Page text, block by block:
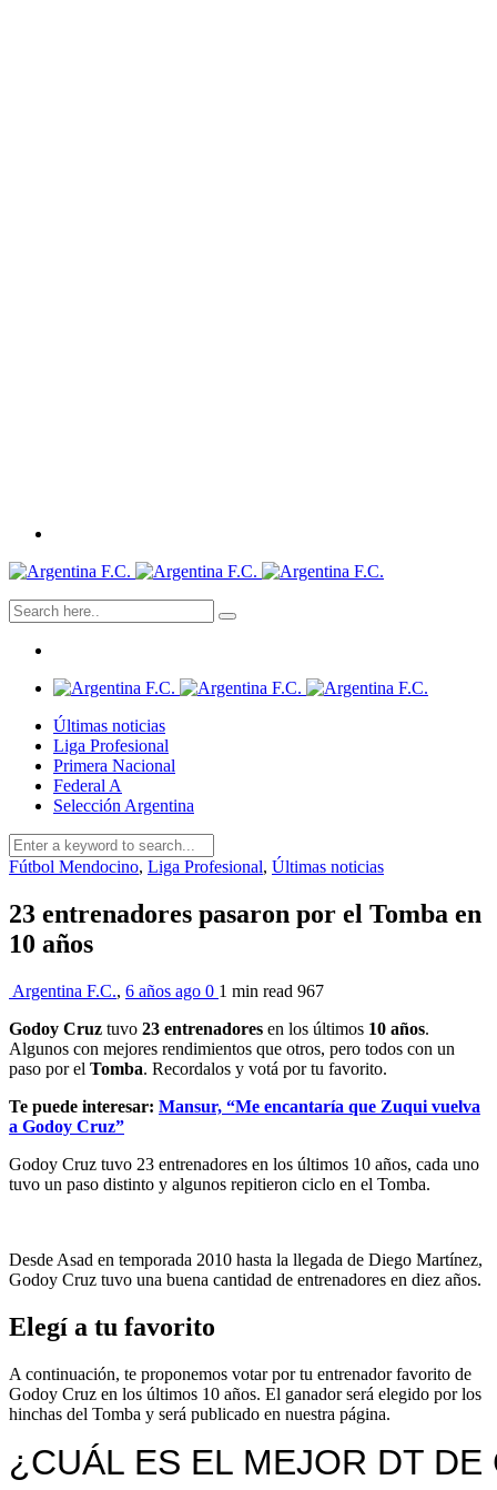
Últimas noticias
Liga Profesional
Primera Nacional
Federal A
Selección Argentina
Fútbol Mendocino, Liga Profesional, Últimas noticias
23 entrenadores pasaron por el Tomba en
10 años
Argentina F.C., 6 años ago 0 1 min read 967
Godoy Cruz tuvo 23 entrenadores en los últimos 10 años.
Algunos con mejores rendimientos que otros, pero todos con un
paso por el Tomba. Recordalos y votá por tu favorito.
Te puede interesar: Mansur, “Me encantaría que Zuqui vuelva
a Godoy Cruz”
Godoy Cruz tuvo 23 entrenadores en los últimos 10 años, cada uno
tuvo un paso distinto y algunos repitieron ciclo en el Tomba.
Desde Asad en temporada 2010 hasta la llegada de Diego Martínez,
Godoy Cruz tuvo una buena cantidad de entrenadores en diez años.
Elegí a tu favorito
A continuación, te proponemos votar por tu entrenador favorito de
Godoy Cruz en los últimos 10 años. El ganador será elegido por los
hinchas del Tomba y será publicado en nuestra página.